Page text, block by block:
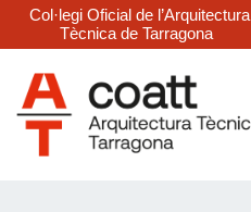
Col·legi Oficial de l’Arquitectura
Tècnica de Tarragona